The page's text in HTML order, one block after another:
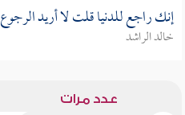
إنك راجع للدنيا قلت لا أريد الرجوع
خالد الراشد
عدد مرات